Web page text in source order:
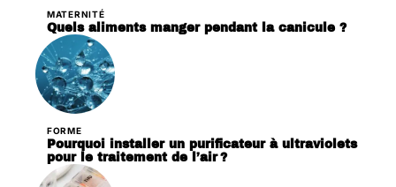
MATERNITÉ
Quels aliments manger pendant la canicule ?
FORME
Pourquoi installer un purificateur à ultraviolets
pour le traitement de l’air ?